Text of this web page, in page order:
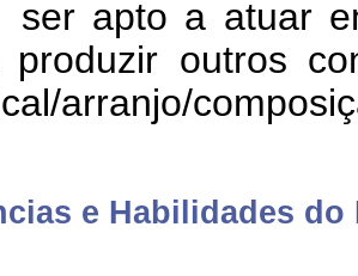
apto a atuar
produzir outros
arranjo/
e Habilidades